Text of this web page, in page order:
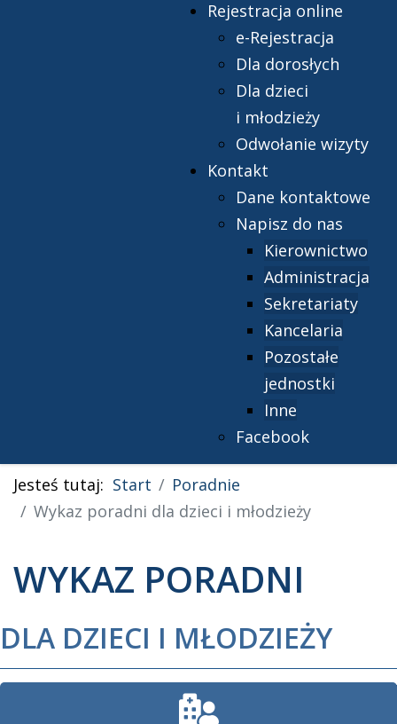
Rejestracja online
e-Rejestracja
Dla dorosłych
Dla dzieci
i młodzieży
Odwołanie wizyty
Kontakt
Dane kontaktowe
Napisz do nas
Kierownictwo
Administracja
Sekretariaty
Kancelaria
Pozostałe
jednostki
Inne
Facebook
Jesteś tutaj: Start
Poradnie
Wykaz poradni dla dzieci i młodzieży
WYKAZ PORADNI
DLA DZIECI I MŁODZIEŻY